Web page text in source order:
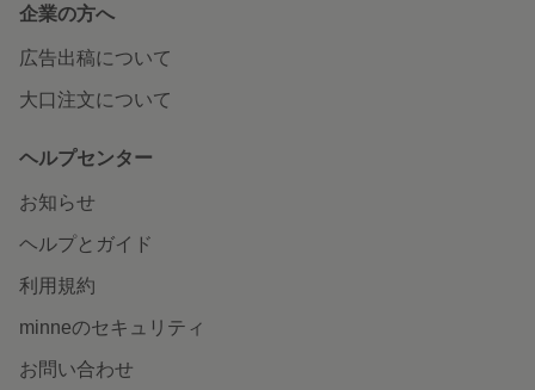
企業の方へ
広告出稿について
大口注文について
ヘルプセンター
お知らせ
ヘルプとガイド
利用規約
minneのセキュリティ
お問い合わせ